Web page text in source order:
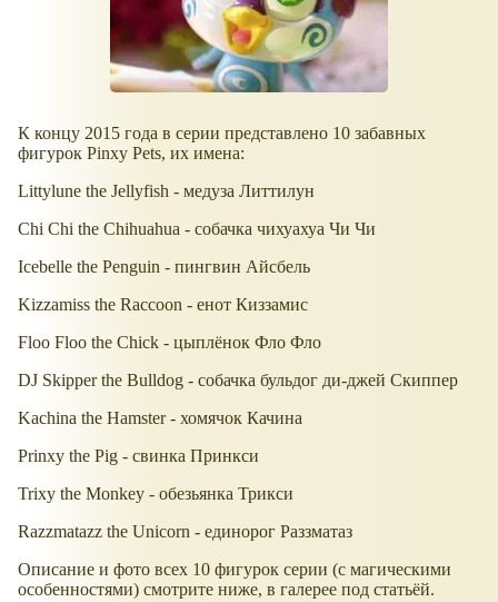
К концу 2015 года в серии представлено 10 забавных
фигурок Pinxy Pets, их имена:
Littylune the Jellyfish - медуза Литтилун
Chi Chi the Chihuahua - собачка чихуахуа Чи Чи
Icebelle the Penguin - пингвин Айсбель
Kizzamiss the Raccoon - енот Киззамис
Floo Floo the Chick - цыплёнок Фло Фло
DJ Skipper the Bulldog - собачка бульдог ди-джей Скиппер
Kachina the Hamster - хомячок Качина
Prinxy the Pig - свинка Принкси
Trixy the Monkey - обезьянка Трикси
Razzmatazz the Unicorn - единорог Раззматаз
Описание и фото всех 10 фигурок серии (с магическими
особенностями) смотрите ниже, в галерее под статьёй.